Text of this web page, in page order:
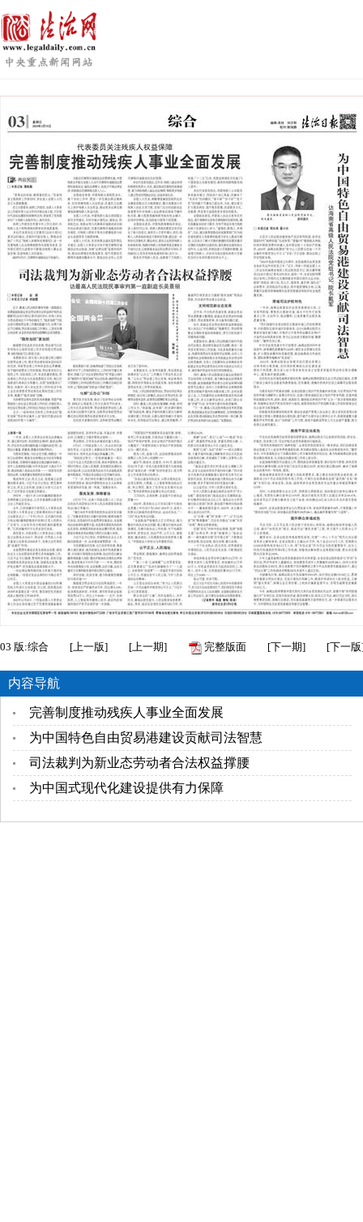
03 版:综合 [上一版] [上一期] 完整版面 [下一期] [下一版
内容导航
完善制度推动残疾人事业全面发展
为中国特色自由贸易港建设贡献司法智慧
司法裁判为新业态劳动者合法权益撑腰
为中国式现代化建设提供有力保障